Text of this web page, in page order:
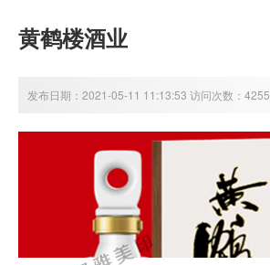
黄鹤楼酒业
发布日期：2021-05-11 11:13:53 访问次数：4255